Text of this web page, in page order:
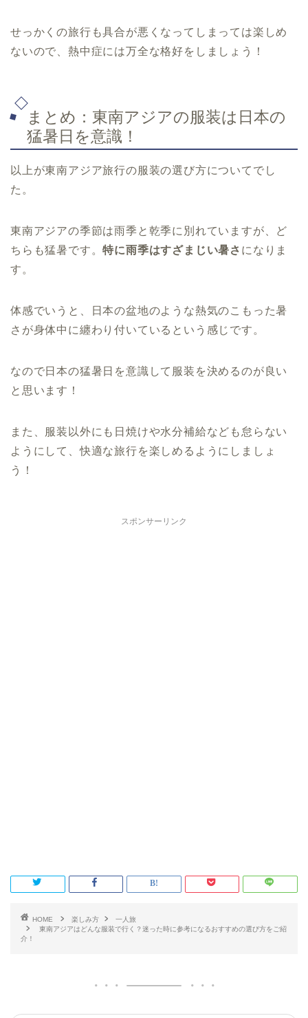
せっかくの旅行も具合が悪くなってしまっては楽しめ
ないので、熱中症には万全な格好をしましょう！
まとめ：東南アジアの服装は日本の
猛暑日を意識！
以上が東南アジア旅行の服装の選び方についてでし
た。
東南アジアの季節は雨季と乾季に別れていますが、ど
ちらも猛暑です。特に雨季はすざまじい暑さ になりま
す。
体感でいうと、日本の盆地のような熱気のこもった暑
さが身体中に纏わり付いているという感じです。
なので日本の猛暑日を意識して服装を決めるのが良い
と思います！
また、服装以外にも日焼けや水分補給なども怠らない
ようにして、快適な旅行を楽しめるようにしましょ
う！
スポンサーリンク
HOME 楽しみ方
一人旅
東南アジアはどんな服装で行く？迷った時に参考になるおすすめの選び方をご紹
介！